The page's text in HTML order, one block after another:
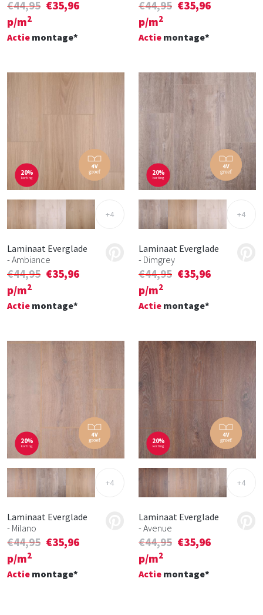
€44,95 €35,96
p/m2
Actie montage*
€44,95 €35,96
p/m2
Actie montage*
20%
korting
+4
Laminaat Everglade
- Ambiance
€44,95 €35,96
p/m2
Actie montage*
20%
korting
+4
Laminaat Everglade
- Dimgrey
€44,95 €35,96
p/m2
Actie montage*
20%
korting
+4
Laminaat Everglade
- Milano
€44,95 €35,96
p/m2
Actie montage*
20%
korting
+4
Laminaat Everglade
- Avenue
€44,95 €35,96
p/m2
Actie montage*